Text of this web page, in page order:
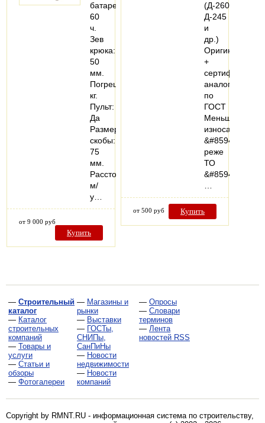
батареи:
60
ч.
Зев
крюка:
50
мм.
Погрешность:1,5
кг.
Пульт:
Да
Размер
скобы:
75
мм.
Расстояние
м/
у…
от 9 000 руб
Купить
(Д-260,
Д-245
и
др.)
Оригинал
+
аналоги
по
ГОСТ
Меньше
износа
&#8594;
реже
ТО
&#8594;
от 500 руб Купить
— Строительный
каталог
— Каталог
строительных
компаний
— Товары и
услуги
— Статьи и
обзоры
— Фотогалереи
— Магазины и
рынки
— Выставки
— ГОСТы,
СНИПы,
СанПиНы
— Новости
недвижимости
— Новости
компаний
— Опросы
— Словари
терминов
— Лента
новостей RSS
Copyright by RMNT.RU - информационная система по строительству,